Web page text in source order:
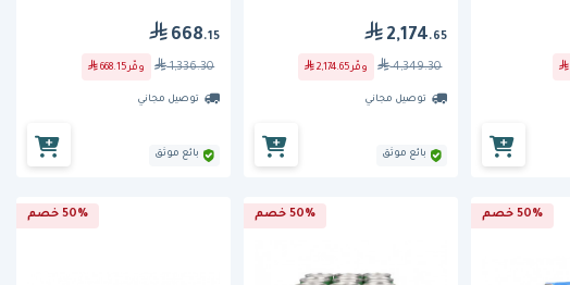
2,174.65
4,349.30 وفّر2,174.65
توصيل مجاني
بائع موثق
668.15
1,336.30 وفّر668.15
توصيل مجاني
بائع موثق
50% خصم 50% خصم 50% خصم